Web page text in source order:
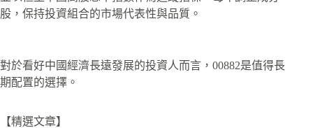
股，保持投資組合的市場代表性與品質。
對於看好中國經濟長遠發展的投資人而言，00882是值得長
期配置的選擇。
【精選文章】